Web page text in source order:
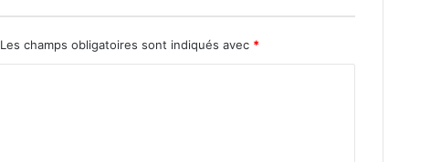
Les champs obligatoires sont indiqués avec *